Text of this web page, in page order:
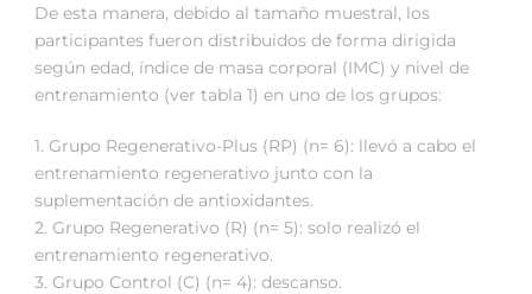
De esta manera, debido al tamaño muestral, los
participantes fueron distribuidos de forma dirigida
según edad, índice de masa corporal (IMC) y nivel de
entrenamiento (ver tabla 1) en uno de los grupos:
1. Grupo Regenerativo-Plus (RP) (n= 6): llevó a cabo el
entrenamiento regenerativo junto con la
suplementación de antioxidantes.
2. Grupo Regenerativo (R) (n= 5): solo realizó el
entrenamiento regenerativo.
3. Grupo Control (C) (n= 4): descanso.